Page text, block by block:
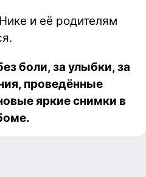
и её родителям
боли, за улыбки, за
проведённые
яркие снимки в